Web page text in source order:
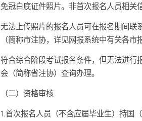
免冠白底证件照片。非首次报名人员相关
无法上传照片的报名人员可在报名期间联
（简称市注协，详见网报系统中有关各市
符合综合阶段考试报名条件，但无法进行
会（简称省注协）查询办理。
（二）资格审核
1.首次报名人员（不含应届毕业生）持国